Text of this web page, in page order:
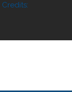
Credits: